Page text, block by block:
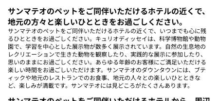
サンマテオのペットをご同伴いただけるホテルの近くで、
地元の方々と楽しいひとときをお過ごしください。
サンマテオのペットをご同伴いただけるホテルの近くで、いつまでも心に残
るひとときをお過ごしください。キュリオディッセイは、科学博物館や動物
園で、学習を中心とした展示物が数多く展示されています。自然の生息地の
レクリエーションで生きた動物を観察したり、実践的な展示に参加したり、
思いのままにお過ごしください。あらゆる年齢のお客様にご満足いただける
楽しい時間をお過ごしいただけます。サンマテオのダウンタウンには、ブテ
ィックや地元のレストランでのお食事、地元の人々との楽しいひとときな
ど、楽しみが満載です。サンマテオには見どころがたくさんあります。